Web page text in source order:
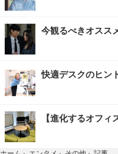
今観るべきオスス
快適デスクのヒン
【進化するオフィ